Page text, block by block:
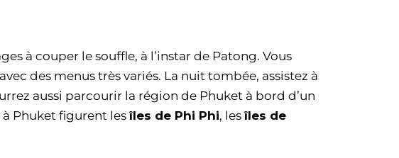
à couper le souffle, à l’instar de Patong. Vous
des menus très variés. La nuit tombée, assistez à
aussi parcourir la région de Phuket à bord d’un
à Phuket figurent lesîles de Phi Phi, lesîles de